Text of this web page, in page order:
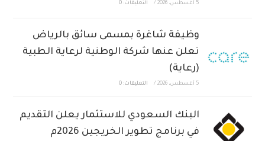
5 أغسطس، 2026 / التعليقات: 0
وظيفة شاغرة بمسمى سائق بالرياض
تعلن عنها شركة الوطنية لرعاية الطبية
(رعاية)
5 أغسطس، 2026 / التعليقات: 0
البنك السعودي للاستثمار يعلن التقديم
في برنامج تطوير الخريجين 2026م